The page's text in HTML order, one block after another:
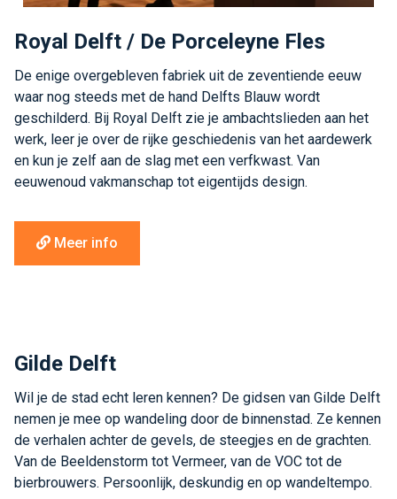
Royal Delft / De Porceleyne Fles
De enige overgebleven fabriek uit de zeventiende eeuw
waar nog steeds met de hand Delfts Blauw wordt
geschilderd. Bij Royal Delft zie je ambachtslieden aan het
werk, leer je over de rijke geschiedenis van het aardewerk
en kun je zelf aan de slag met een verfkwast. Van
eeuwenoud vakmanschap tot eigentijds design.
Meer info
Gilde Delft
Wil je de stad echt leren kennen? De gidsen van Gilde Delft
nemen je mee op wandeling door de binnenstad. Ze kennen
de verhalen achter de gevels, de steegjes en de grachten.
Van de Beeldenstorm tot Vermeer, van de VOC tot de
bierbrouwers. Persoonlijk, deskundig en op wandeltempo.